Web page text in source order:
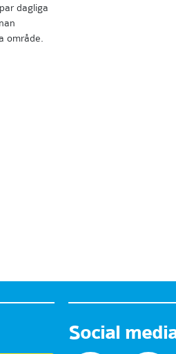
dagliga
område.
Social